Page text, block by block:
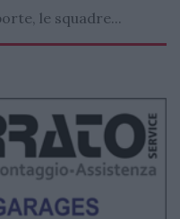
le squadre...